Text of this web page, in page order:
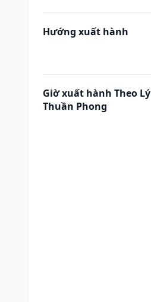
Hướng xuất hành
Giờ xuất hành Theo Lý
Thuần Phong